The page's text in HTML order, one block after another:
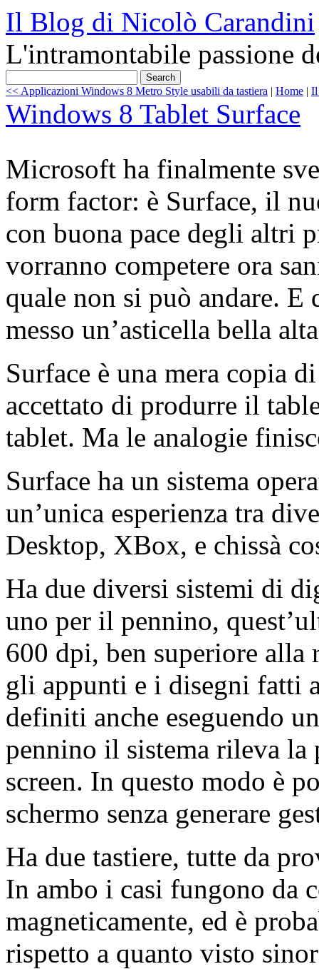
Il Blog di Nicolò Carandini
L'intramontabile passione
<< Applicazioni Windows 8 Metro Style usabili da tastiera | Home | Il
Windows 8 Tablet Surface
Microsoft ha finalmente
form factor: è Surface, il
con buona pace degli altri
vorranno competere ora
quale non si può andare.
messo un’asticella bella
Surface è una mera copia
accettato di produrre il
tablet. Ma le analogie
Surface ha un sistema
un’unica esperienza tra
Desktop, XBox, e chissà
Ha due diversi sistemi di
uno per il pennino,
600 dpi, ben superiore
gli appunti e i disegni fatti
definiti anche eseguendo
pennino il sistema rileva la
screen. In questo modo è
schermo senza generare
Ha due tastiere, tutte da
In ambo i casi fungono da
magneticamente, ed è
rispetto a quanto visto